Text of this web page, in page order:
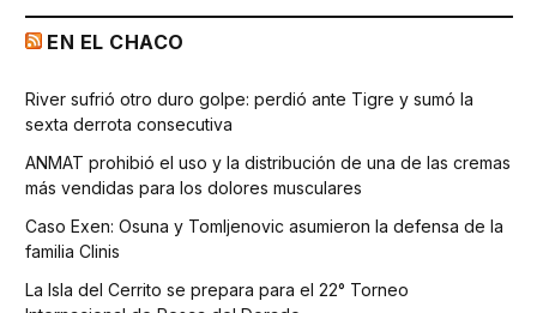
EN EL CHACO
River sufrió otro duro golpe: perdió ante Tigre y sumó la
sexta derrota consecutiva
ANMAT prohibió el uso y la distribución de una de las cremas
más vendidas para los dolores musculares
Caso Exen: Osuna y Tomljenovic asumieron la defensa de la
familia Clinis
La Isla del Cerrito se prepara para el 22° Torneo